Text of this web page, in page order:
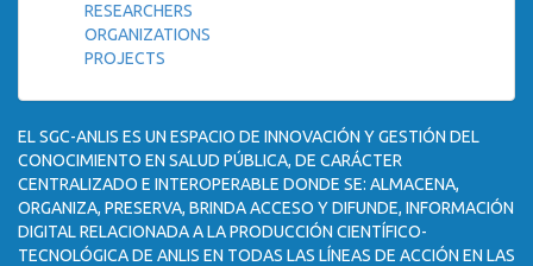
RESEARCHERS
ORGANIZATIONS
PROJECTS
EL SGC-ANLIS ES UN ESPACIO DE INNOVACIÓN Y GESTIÓN DEL
CONOCIMIENTO EN SALUD PÚBLICA, DE CARÁCTER
CENTRALIZADO E INTEROPERABLE DONDE SE: ALMACENA,
ORGANIZA, PRESERVA, BRINDA ACCESO Y DIFUNDE, INFORMACIÓN
DIGITAL RELACIONADA A LA PRODUCCIÓN CIENTÍFICO-
TECNOLÓGICA DE ANLIS EN TODAS LAS LÍNEAS DE ACCIÓN EN LAS